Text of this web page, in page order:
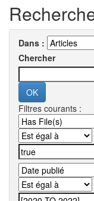
Dans :
Chercher
Filtres courants :